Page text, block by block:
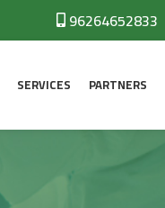
96264652833
SERVICES PARTNERS